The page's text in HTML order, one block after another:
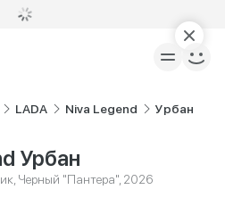
LADA Niva Legend Урбан
Урбан
Черный "Пантера", 2026